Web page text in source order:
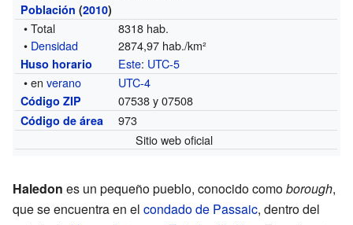
Población (2010)
• Total
8318 hab.
• Densidad 2874,97 hab./km²
Huso horario Este: UTC-5
• enverano UTC-4
Código ZIP 07538 y 07508
Código de área
973
Sitio web oficial
Haledon es un pequeño pueblo, conocido comoborough,
que se encuentra en el condado de Passaic, dentro del